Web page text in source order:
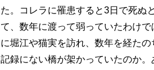
た。コレラに罹患すると3日で死ぬ
て、数年に渡って弱っていたわけ
に堀江や猫実を訪れ、数年を経た
記録にない橋が架かっていたのか